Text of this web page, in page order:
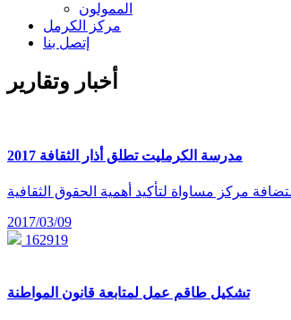
الممولون
مركز الكرمل
إتصل بنا
أخبار وتقارير
مدرسة الكرمليت تطلق أذار الثقافة 2017
2017/03/09
162919
تشكيل طاقم عمل لمتابعة قانون المواطنة